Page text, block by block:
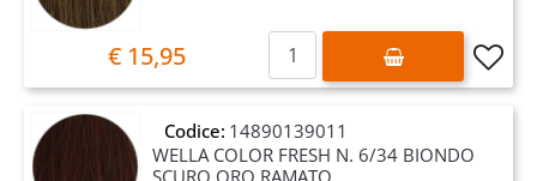
€ 15,95 Quantità
Codice: 14890139011
WELLA COLOR FRESH N. 6/34 BIONDO